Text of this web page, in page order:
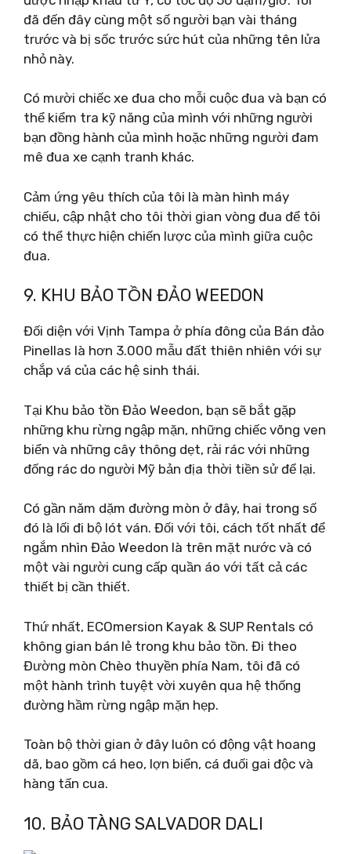
đã đến đây cùng một số người bạn vài tháng
trước và bị sốc trước sức hút của những tên lửa
nhỏ này.
Có mười chiếc xe đua cho mỗi cuộc đua và bạn có
thể kiểm tra kỹ năng của mình với những người
bạn đồng hành của mình hoặc những người đam
mê đua xe cạnh tranh khác.
Cảm ứng yêu thích của tôi là màn hình máy
chiếu, cập nhật cho tôi thời gian vòng đua để tôi
có thể thực hiện chiến lược của mình giữa cuộc
đua.
9. KHU BẢO TỒN ĐẢO WEEDON
Đối diện với Vịnh Tampa ở phía đông của Bán đảo
Pinellas là hơn 3.000 mẫu đất thiên nhiên với sự
chắp vá của các hệ sinh thái.
Tại Khu bảo tồn Đảo Weedon, bạn sẽ bắt gặp
những khu rừng ngập mặn, những chiếc võng ven
biển và những cây thông dẹt, rải rác với những
đống rác do người Mỹ bản địa thời tiền sử để lại.
Có gần năm dặm đường mòn ở đây, hai trong số
đó là lối đi bộ lót ván. Đối với tôi, cách tốt nhất để
ngắm nhìn Đảo Weedon là trên mặt nước và có
một vài người cung cấp quần áo với tất cả các
thiết bị cần thiết.
Thứ nhất, ECOmersion Kayak & SUP Rentals có
không gian bán lẻ trong khu bảo tồn. Đi theo
Đường mòn Chèo thuyền phía Nam, tôi đã có
một hành trình tuyệt vời xuyên qua hệ thống
đường hầm rừng ngập mặn hẹp.
Toàn bộ thời gian ở đây luôn có động vật hoang
dã, bao gồm cá heo, lợn biển, cá đuối gai độc và
hàng tấn cua.
10. BẢO TÀNG SALVADOR DALI